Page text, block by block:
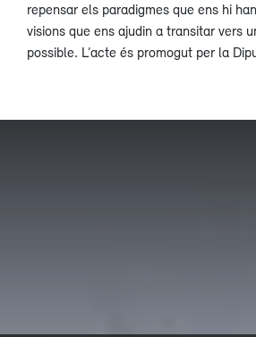
repensar els paradigmes que ens hi
visions que ens ajudin a transitar vers
possible. L’acte és promogut per la